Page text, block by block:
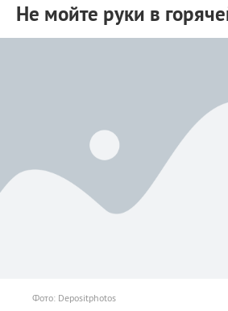
Не мойте руки в
Фото: Depositphotos